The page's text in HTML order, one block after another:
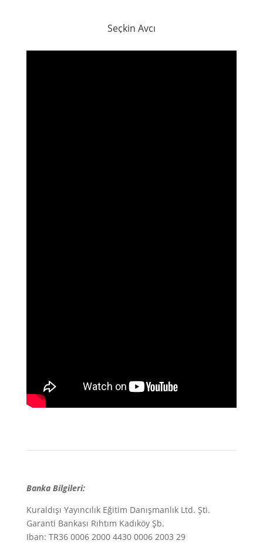
Seçkin Avcı
Banka Bilgileri:
Kuraldışı Yayıncılık Eğitim Danışmanlık Ltd. Şti.
Garanti Bankası Rıhtım Kadıköy Şb.
Iban: TR36 0006 2000 4430 0006 2003 29